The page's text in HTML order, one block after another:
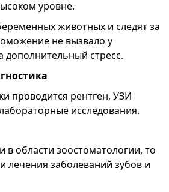
уровне.
животных и следят за
не вызвало у
стресс.
проводится рентген, УЗИ
исследования.
в области зоостоматологии, то
лечения заболеваний зубов и